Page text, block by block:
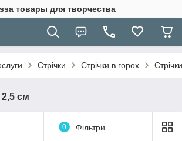
товары для творчества
Стрічки Стрічки в горох
2,5 см
0 Фільтри